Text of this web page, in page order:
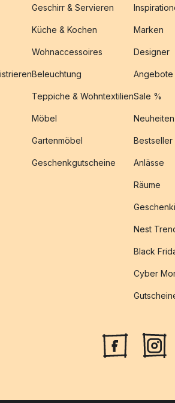
Geschirr & Servieren
Küche & Kochen
Wohnaccessoires
Beleuchtung
Teppiche & Wohntextilien
Möbel
Gartenmöbel
Geschenkgutscheine
Marken
Designer
Angebote
Sale %
Neuheiten
Bestseller
Anlässe
Räume
Nest
Black
Cyber